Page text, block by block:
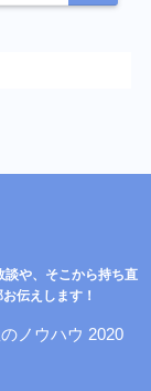
談や、そこから持ち直
伝えします！
ノウハウ 2020